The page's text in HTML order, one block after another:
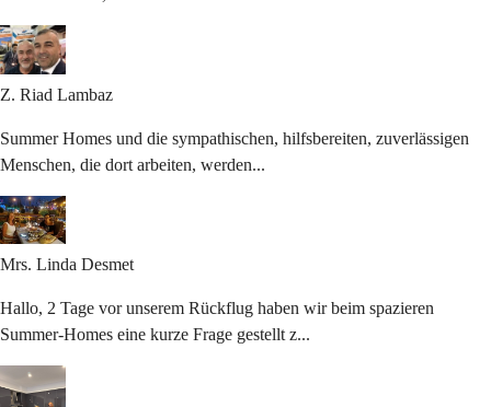
Z. Riad Lambaz
Summer Homes und die sympathischen, hilfsbereiten, zuverlässigen
Menschen, die dort arbeiten, werden...
Mrs. Linda Desmet
Hallo, 2 Tage vor unserem Rückflug haben wir beim spazieren
Summer-Homes eine kurze Frage gestellt z...